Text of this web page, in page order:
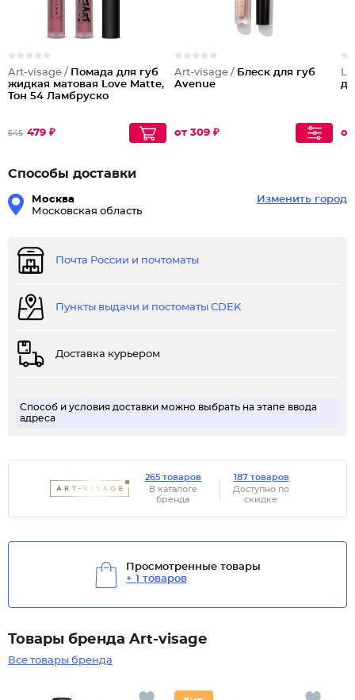
Art-visage / Помада для губ
жидкая матовая Love Matte,
Тон 54 Ламбруско
545 479 ₽
Art-visage / Блеск для губ
Avenue
от 309 ₽ от
Способы доставки
Москва
Московская область
Изменить город
Почта России и почтоматы
Пункты выдачи и постоматы CDEK
Доставка курьером
Способ и условия доставки можно выбрать на этапе ввода
адреса
265 товаров
В каталоге
бренда
187 товаров
Доступно по
скидке
Просмотренные товары
+ 1 товаров
Товары бренда Art-visage
Все товары бренда